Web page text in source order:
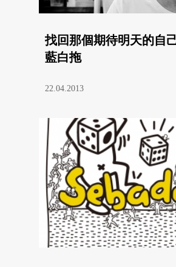
找回那個期待明天的
藍白拖
22.04.2013